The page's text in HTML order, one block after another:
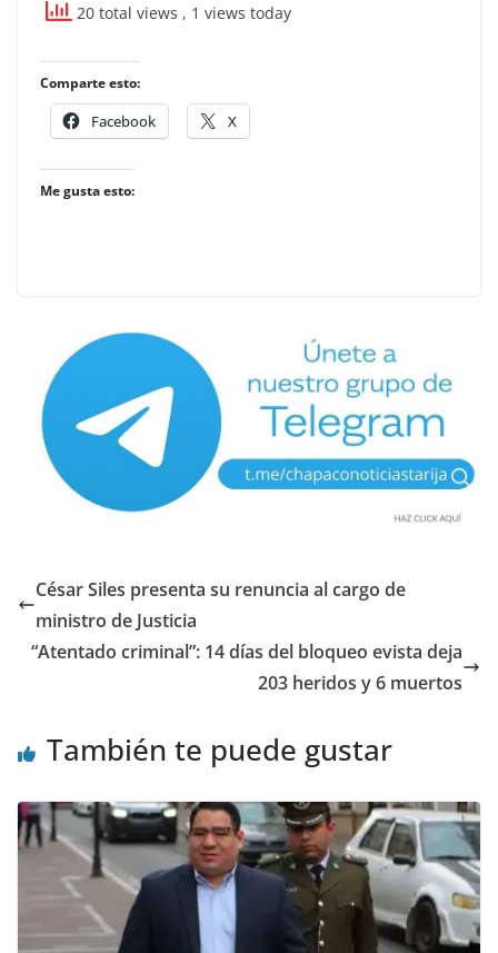
20 total views , 1 views today
Comparte esto:
Facebook X
Me gusta esto:
César Siles presenta su renuncia al cargo de
ministro de Justicia
“Atentado criminal”: 14 días del bloqueo evista deja
203 heridos y 6 muertos
También te puede gustar